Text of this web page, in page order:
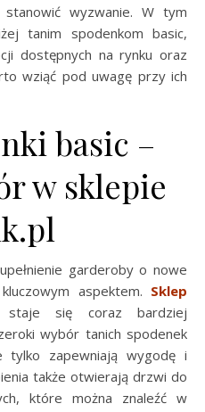
wyzwanie. W tym
tanim spodenkom basic,
dostępnych na rynku oraz
wziąć pod uwagę przy ich
basic –
w sklepie
garderoby o nowe
aspektem. Sklep
staje się coraz bardziej
wybór tanich spodenek
zapewniają wygodę i
także otwierają drzwi do
które można znaleźć w